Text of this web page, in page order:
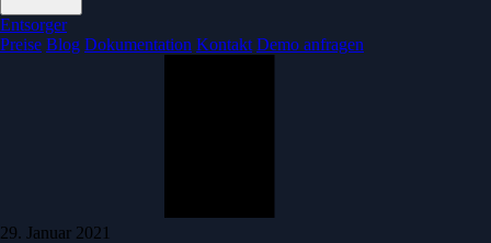
Entsorger
Preise Blog Dokumentation Kontakt Demo anfragen
29. Januar 2021